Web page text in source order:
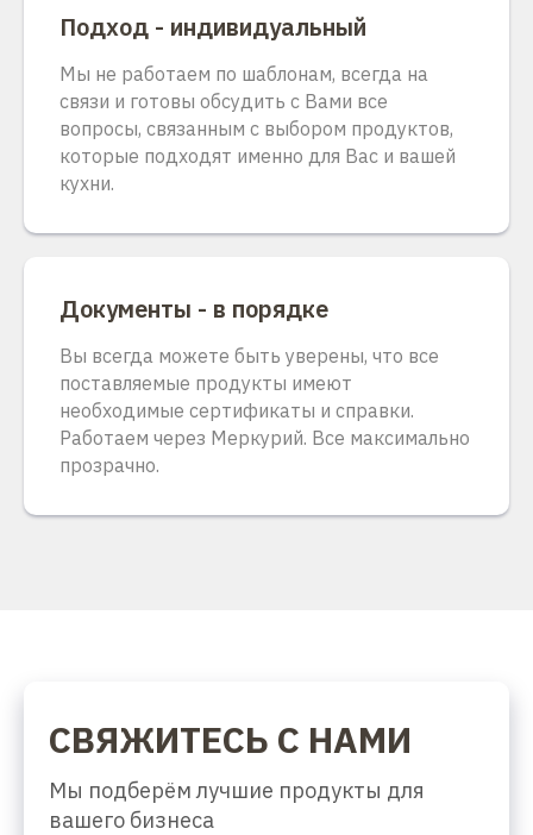
Подход - индивидуальный
Мы не работаем по шаблонам, всегда на
связи и готовы обсудить с Вами все
вопросы, связанным с выбором продуктов,
которые подходят именно для Вас и вашей
кухни.
Документы - в порядке
Вы всегда можете быть уверены, что все
поставляемые продукты имеют
необходимые сертификаты и справки.
Работаем через Меркурий. Все максимально
прозрачно.
СВЯЖИТЕСЬ С НАМИ
Мы подберём лучшие продукты для
вашего бизнеса